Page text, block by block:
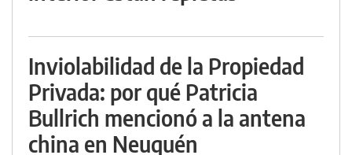
Inviolabilidad de la Propiedad
Privada: por qué Patricia
Bullrich mencionó a la antena
china en Neuquén